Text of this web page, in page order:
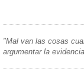
"Mal van las cosas
argumentar la